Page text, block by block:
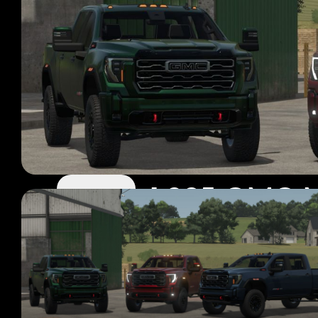
LS25 GMC
37 Mods Seite 1 von 4